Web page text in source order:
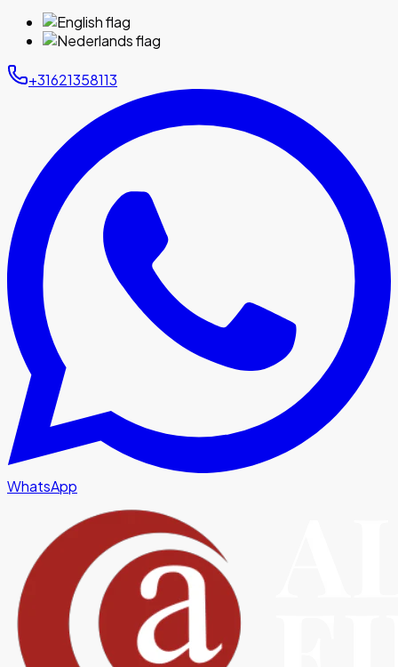
+31621358113
WhatsApp